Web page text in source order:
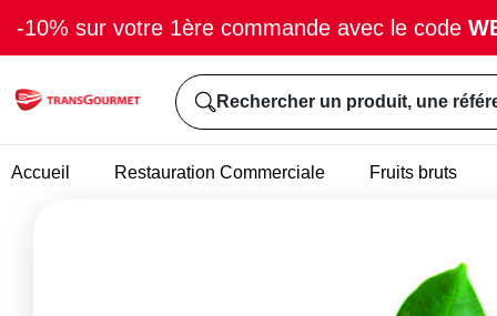
-10% sur votre 1ère commande avec le code
Rechercher un produit, une
Accueil Restauration Commerciale Fruits bruts